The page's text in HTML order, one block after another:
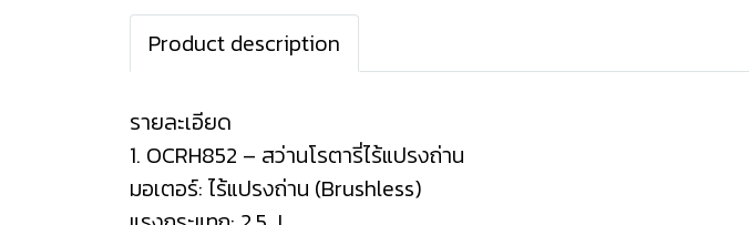
Product description
รายละเอียด
1. OCRH852 – สว่านโรตารี่ไร้แปรงถ่าน
มอเตอร์: ไร้แปรงถ่าน (Brushless)